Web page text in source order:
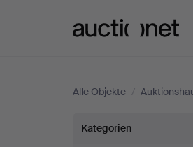
Alle Objekte /
Kunst
Kategorien